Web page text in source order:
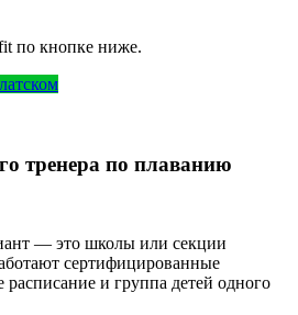
по кнопке ниже.
тренера по плаванию
— это школы или секции
сертифицированные
расписание и группа детей одного